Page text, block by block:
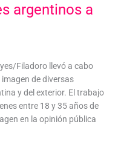
argentinos a
Filadoro llevó a cabo
de diversas
y del exterior. El trabajo
entre 18 y 35 años de
en la opinión pública